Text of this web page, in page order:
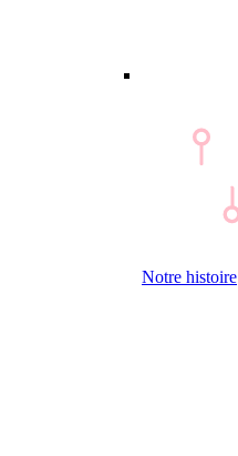
Notre histoire